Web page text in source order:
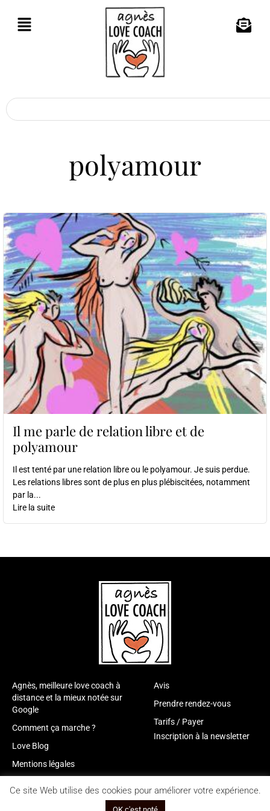
polyamour
Il me parle de relation libre et de
polyamour
Il est tenté par une relation libre ou le polyamour. Je suis perdue.
Les relations libres sont de plus en plus plébiscitées, notamment
par la...
Lire la suite
Agnès, meilleure love coach à
distance et la mieux notée sur
Google
Comment ça marche ?
Love Blog
Mentions légales
Avis
Prendre rendez-vous
Tarifs / Payer
Inscription à la newsletter
Copyright © 2026 Agnès Love coach |Site réalisé par Web in Com
Ce site Web utilise des cookies pour améliorer votre expérience.